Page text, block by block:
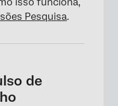
Pesquisa.
de